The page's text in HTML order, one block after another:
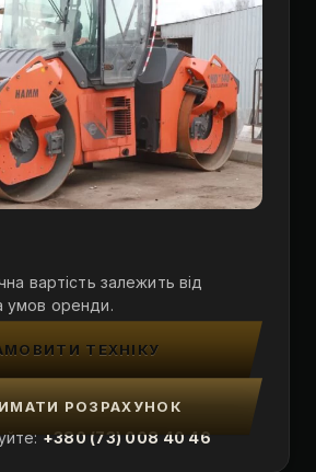
вартість залежить від
умов оренди.
ТЕХНІКУ
РОЗРАХУНОК
+380 (73) 008 40 46